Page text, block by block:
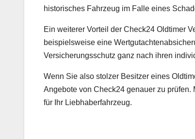
historisches Fahrzeug im Falle eines
Ein weiterer Vorteil der Check24 Oldtimer
beispielsweise eine
Versicherungsschutz ganz nach ihren
Wenn Sie also stolzer Besitzer eines
Angebote von Check24 genauer zu
für Ihr Liebhaberfahrzeug.